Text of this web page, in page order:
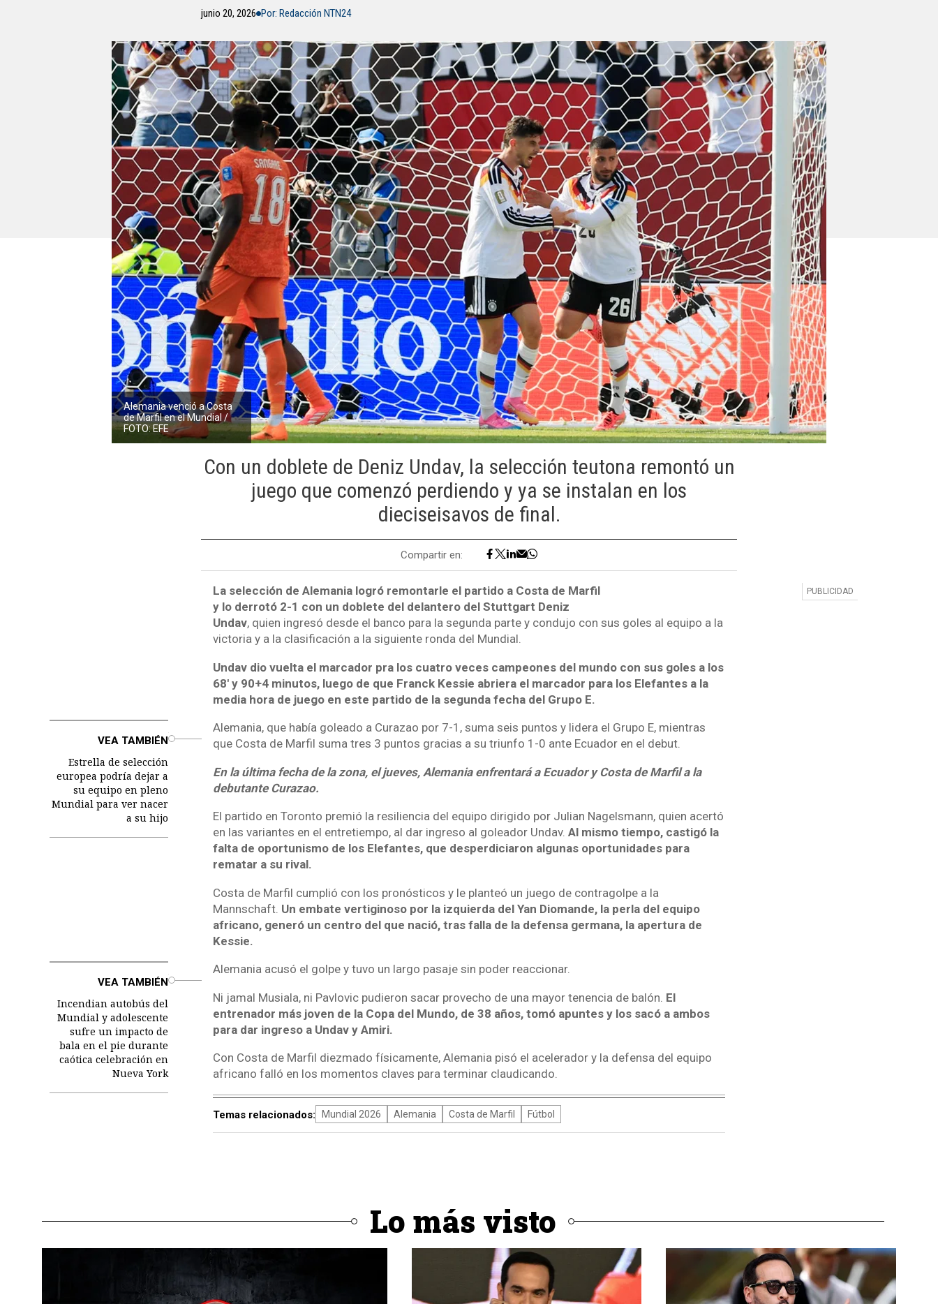
junio 20, 2026 Por: Redacción NTN24
Alemania venció a Costa
de Marfil en el Mundial /
FOTO: EFE
Con un doblete de Deniz Undav, la selección teutona remontó un
juego que comenzó perdiendo y ya se instalan en los
dieciseisavos de final.
Compartir en:
La selección de Alemania logró remontarle el partido a Costa de Marfil
y lo derrotó 2-1 con un doblete del delantero del Stuttgart Deniz
Undav, quien ingresó desde el banco para la segunda parte y condujo con sus goles al equipo a la
victoria y a la clasificación a la siguiente ronda del Mundial.
Undav dio vuelta el marcador pra los cuatro veces campeones del mundo con sus goles a los
68' y 90+4 minutos, luego de que Franck Kessie abriera el marcador para los Elefantes a la
media hora de juego en este partido de la segunda fecha del Grupo E.
VEA TAMBIÉN
Estrella de selección
europea podría dejar a
su equipo en pleno
Mundial para ver nacer
a su hijo
Alemania, que había goleado a Curazao por 7-1, suma seis puntos y lidera el Grupo E, mientras
que Costa de Marfil suma tres 3 puntos gracias a su triunfo 1-0 ante Ecuador en el debut.
En la última fecha de la zona, el jueves, Alemania enfrentará a Ecuador y Costa de Marfil a la
debutante Curazao.
El partido en Toronto premió la resiliencia del equipo dirigido por Julian Nagelsmann, quien acertó
en las variantes en el entretiempo, al dar ingreso al goleador Undav. Al mismo tiempo, castigó la
falta de oportunismo de los Elefantes, que desperdiciaron algunas oportunidades para
rematar a su rival.
Costa de Marfil cumplió con los pronósticos y le planteó un juego de contragolpe a la
Mannschaft. Un embate vertiginoso por la izquierda del Yan Diomande, la perla del equipo
africano, generó un centro del que nació, tras falla de la defensa germana, la apertura de
Kessie.
VEA TAMBIÉN
Incendian autobús del
Mundial y adolescente
sufre un impacto de
bala en el pie durante
caótica celebración en
Nueva York
Alemania acusó el golpe y tuvo un largo pasaje sin poder reaccionar.
Ni jamal Musiala, ni Pavlovic pudieron sacar provecho de una mayor tenencia de balón. El
entrenador más joven de la Copa del Mundo, de 38 años, tomó apuntes y los sacó a ambos
para dar ingreso a Undav y Amiri.
Con Costa de Marfil diezmado físicamente, Alemania pisó el acelerador y la defensa del equipo
africano falló en los momentos claves para terminar claudicando.
Temas relacionados: Mundial 2026 Alemania Costa de Marfil Fútbol
Lo más visto